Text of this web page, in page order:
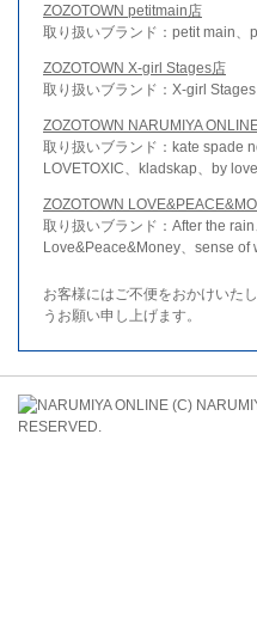
ZOZOTOWN petitmain店
取り扱いブランド：petit main、
ZOZOTOWN X-girl Stages店
取り扱いブランド：X-girl
ZOZOTOWN NARUMIYA
取り扱いブランド：kate spade
LOVETOXIC、kladskap、by
ZOZOTOWN
取り扱いブランド：After the rain
Love&Peace&Money、sense of
お客様にはご不便をおかけいた
うお願い申し上げます。